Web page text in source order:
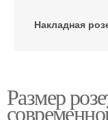
Накладная
Стандартная
Размер